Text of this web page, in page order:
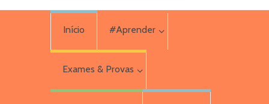
Início #Aprender
Exames & Provas